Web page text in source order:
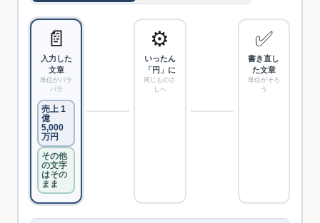
📄
入力した
文章
単位がバラ
バラ
売上 1
億
5,000
万円
その他
の文字
はその
まま
⚙️
いったん
「円」に
同じものさ
しへ
✅
書き直し
た文章
単位がそろ
う